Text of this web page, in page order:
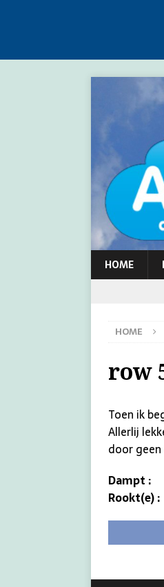
HOME
HOME
row
Toen ik
Allerlij
door
Dampt :
Rookt(e) :